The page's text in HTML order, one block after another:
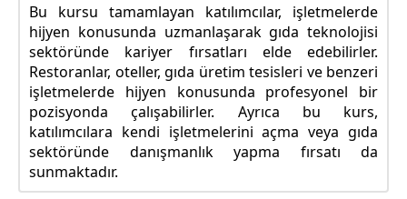
Bu kursu tamamlayan katılımcılar, işletmelerde
hijyen konusunda uzmanlaşarak gıda teknolojisi
sektöründe kariyer fırsatları elde edebilirler.
Restoranlar, oteller, gıda üretim tesisleri ve benzeri
işletmelerde hijyen konusunda profesyonel bir
pozisyonda çalışabilirler. Ayrıca bu kurs,
katılımcılara kendi işletmelerini açma veya gıda
sektöründe danışmanlık yapma fırsatı da
sunmaktadır.